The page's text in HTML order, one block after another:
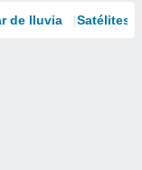
de lluvia Satélites